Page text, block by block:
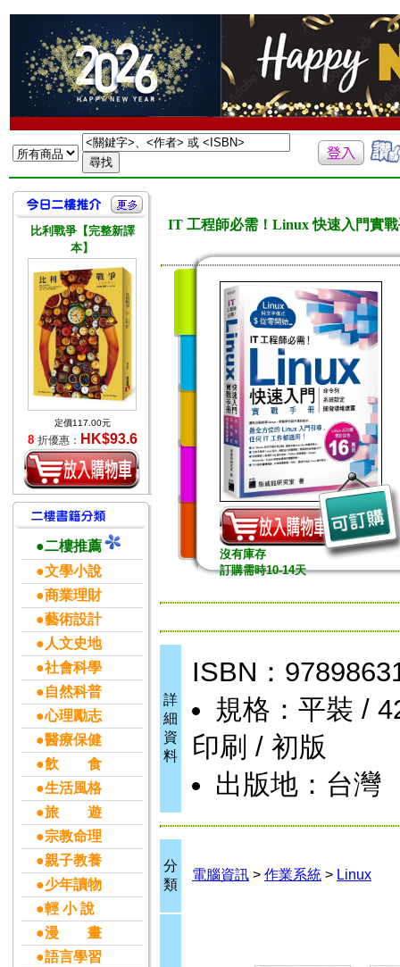
比利戰爭【完整新譯
本】
定價117.00元
8 折優惠： HK$93.6
●二樓推薦
●文學小說
●商業理財
●藝術設計
●人文史地
●社會科學
●自然科普
●心理勵志
●醫療保健
●飲 食
●生活風格
●旅 遊
●宗教命理
●親子教養
●少年讀物
●輕 小 說
●漫 畫
●語言學習
IT 工程師必需！Linux 快速入門實
沒有庫存
訂購需時10-14天
詳
細
資
料
ISBN：
規格：平裝 /
印刷 / 初版
出版地：台灣
分
類
電腦資訊 > 作業系統 > Linux